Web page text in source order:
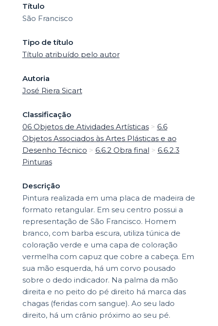
Título
São Francisco
Tipo de título
Título atribuído pelo autor
Autoria
José Riera Sicart
Classificação
06 Objetos de Atividades Artísticas> 6.6
Objetos Associados às Artes Plásticas e ao
Desenho Técnico > 6.6.2 Obra final > 6.6.2.3
Pinturas
Descrição
Pintura realizada em uma placa de madeira de
formato retangular. Em seu centro possui a
representação de São Francisco. Homem
branco, com barba escura, utiliza túnica de
coloração verde e uma capa de coloração
vermelha com capuz que cobre a cabeça. Em
sua mão esquerda, há um corvo pousado
sobre o dedo indicador. Na palma da mão
direita e no peito do pé direito há marca das
chagas (feridas com sangue). Ao seu lado
direito, há um crânio próximo ao seu pé.